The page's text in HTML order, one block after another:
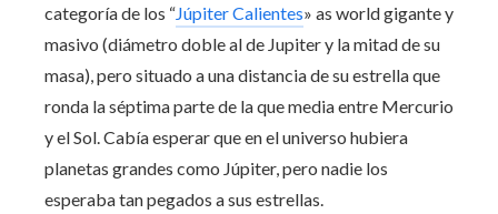
categoría de los “Júpiter Calientes» as world gigante y
masivo (diámetro doble al de Jupiter y la mitad de su
masa), pero situado a una distancia de su estrella que
ronda la séptima parte de la que media entre Mercurio
y el Sol. Cabía esperar que en el universo hubiera
planetas grandes como Júpiter, pero nadie los
esperaba tan pegados a sus estrellas.